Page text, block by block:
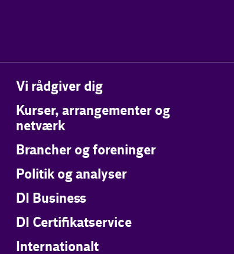
Vi rådgiver dig
Kurser, arrangementer og
netværk
Brancher og foreninger
Politik og analyser
DI Business
DI Certifikatservice
Internationalt